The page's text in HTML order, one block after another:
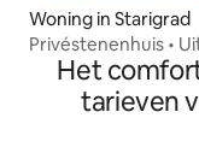
Woning in Starigrad
Privéstenenhuis •
Het
tarieven